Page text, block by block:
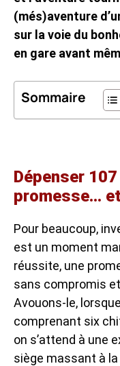
(més)aventure
sur la voie du
en gare avant
Sommaire
Dépenser
promesse…
Pour beaucoup,
est un moment
réussite, une
sans compromis
Avouons-le,
comprenant six
on s’attend à une
siège massant à